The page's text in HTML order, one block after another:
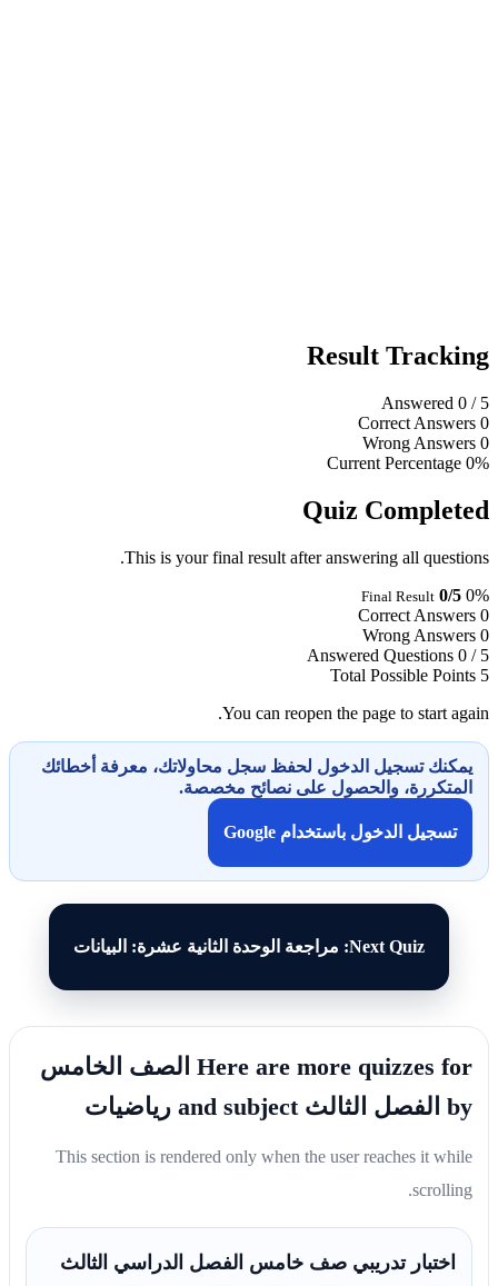
Result Tracking
Answered 0/ 5
Correct Answers 0
Wrong Answers 0
Current Percentage 0%
Quiz Completed
This is your final result after answering all questions.
Final Result 0/5 0%
Correct Answers 0
Wrong Answers 0
Answered Questions 0 / 5
Total Possible Points 5
You can reopen the page to start again.
يمكنك تسجيل الدخول لحفظ سجل محاولاتك، معرفة أخطائك
المتكررة، والحصول على نصائح مخصصة.
تسجيل الدخول باستخدام Google
Next Quiz: مراجعة الوحدة الثانية عشرة: البيانات
Here are more quizzes for الصف الخامس
by الفصل الثالث and subject رياضيات
This section is rendered only when the user reaches it while
scrolling.
اختبار تدريبي صف خامس الفصل الدراسي الثالث